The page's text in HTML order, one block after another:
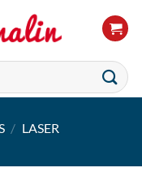
/ LASER